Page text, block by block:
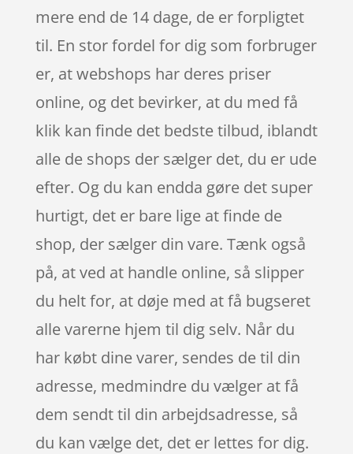
mere end de 14 dage, de er forpligtet
til. En stor fordel for dig som forbruger
er, at webshops har deres priser
online, og det bevirker, at du med få
klik kan finde det bedste tilbud, iblandt
alle de shops der sælger det, du er ude
efter. Og du kan endda gøre det super
hurtigt, det er bare lige at finde de
shop, der sælger din vare. Tænk også
på, at ved at handle online, så slipper
du helt for, at døje med at få bugseret
alle varerne hjem til dig selv. Når du
har købt dine varer, sendes de til din
adresse, medmindre du vælger at få
dem sendt til din arbejdsadresse, så
du kan vælge det, det er lettes for dig.